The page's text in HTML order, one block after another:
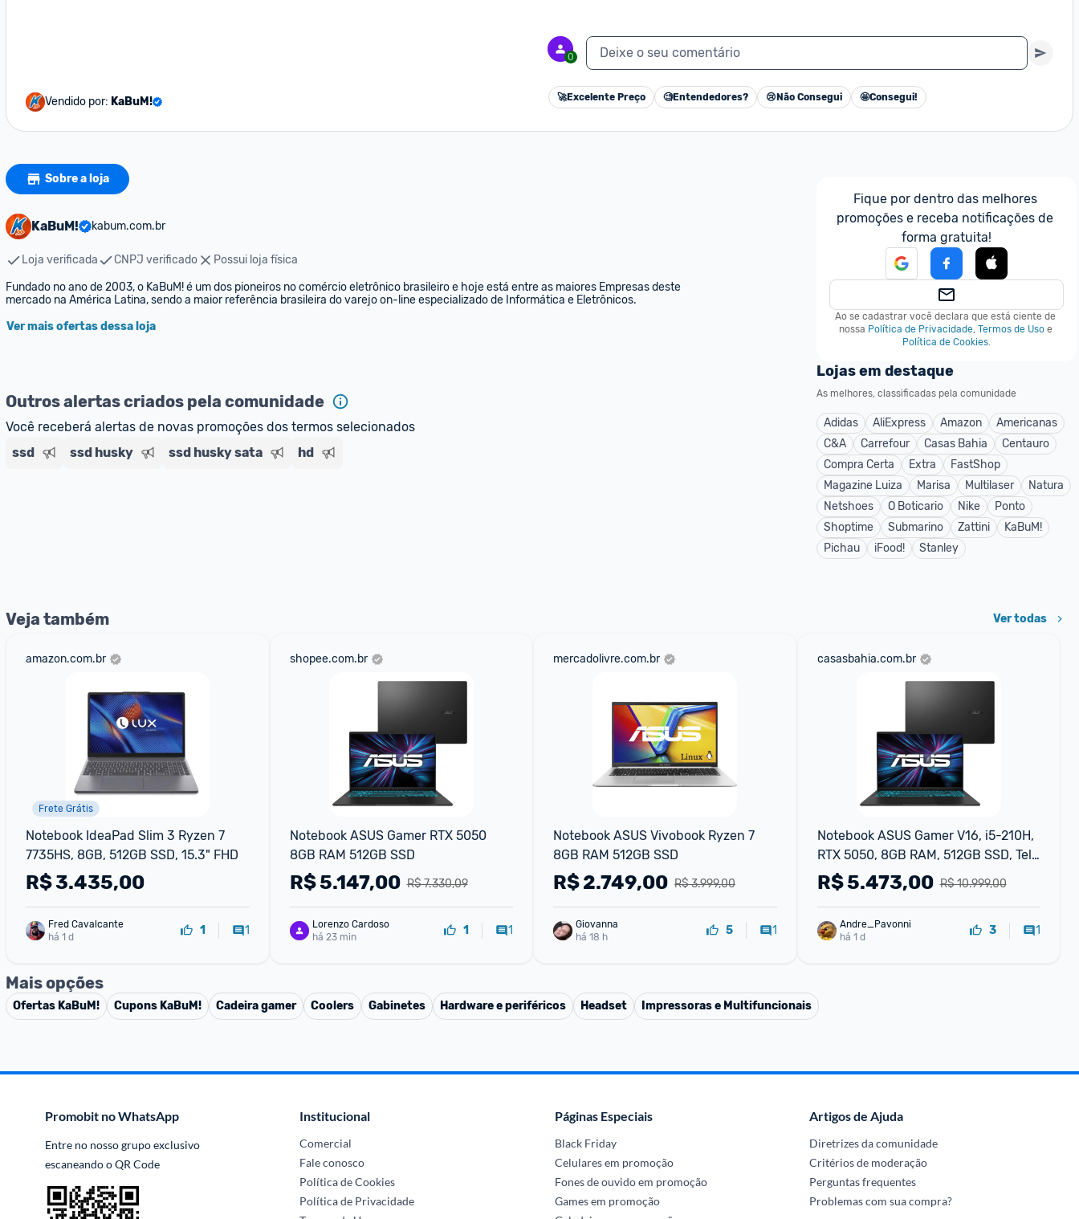
Vendido por: KaBuM!
0 Deixe o seu comentário
🚀Excelente Preço 🧐Entendedores? 😢 Não Consegui 🤩Consegui!
Sobre a loja
KaBuM! kabum.com.br
Loja verificada CNPJ verificado
Possui loja física
Fundado no ano de 2003, o KaBuM! é um dos pioneiros no comércio eletrônico brasileiro e hoje está entre as maiores Empresas deste
mercado na América Latina, sendo a maior referência brasileira do varejo on-line especializado de Informática e Eletrônicos.
Ver mais ofertas dessa loja
Outros alertas criados pela comunidade
Você receberá alertas de novas promoções dos termos selecionados
ssd
ssd husky ssd husky sata hd
Fique por dentro das melhores
promoções e receba notificações de
forma gratuita!
Ao se cadastrar você declara que está ciente de
nossa Política de Privacidade, Termos de Uso e
Política de Cookies.
Lojas em destaque
As melhores, classificadas pela comunidade
Adidas AliExpress Amazon
Americanas
C&A
Carrefour Casas Bahia
Centauro
Compra Certa
Extra
FastShop
Magazine Luiza
Marisa Multilaser
Natura
Netshoes
O Boticario Nike
Ponto
Shoptime
Submarino Zattini
KaBuM!
Pichau
iFood! Stanley
Veja também Ver todas
amazon.com.br
Frete Grátis
Notebook IdeaPad Slim 3 Ryzen 7
7735HS, 8GB, 512GB SSD, 15.3" FHD
R$3.435,00
Fred Cavalcante
há 1 d
1 1
shopee.com.br
Notebook ASUS Gamer RTX 5050
8GB RAM 512GB SSD
R$ 7.330,09
R$5.147,00
Lorenzo Cardoso
há 23 min
1 1
mercadolivre.com.br
Notebook ASUS Vivobook Ryzen 7
8GB RAM 512GB SSD
R$ 3.999,00
R$2.749,00
Giovanna
há 18 h
5 1
casasbahia.com.br
Notebook ASUS Gamer V16, i5-210H,
RTX 5050, 8GB RAM, 512GB SSD, Tela
16"FHD 144Hz, Linux
R$ 10.999,00
R$5.473,00
Andre_Pavonni
há 1 d
3 1
Mais opções
Ofertas KaBuM! Cupons KaBuM! Cadeira gamer Coolers Gabinetes Hardware e periféricos Headset Impressoras e Multifuncionais
Promobit no WhatsApp
Entre no nosso grupo exclusivo
escaneando o QR Code
Institucional
Comercial
Fale conosco
Política de Cookies
Política de Privacidade
Páginas Especiais
Black Friday
Celulares em promoção
Fones de ouvido em promoção
Games em promoção
Artigos de Ajuda
Diretrizes da comunidade
Critérios de moderação
Perguntas frequentes
Problemas com sua compra?